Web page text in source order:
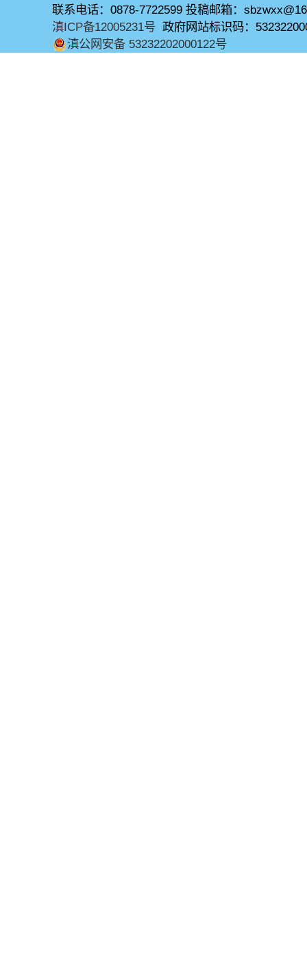
联系电话：0878-7722599 投稿邮箱：
滇ICP备12005231号 政府网站标识码：
滇公网安备 53232202000122号